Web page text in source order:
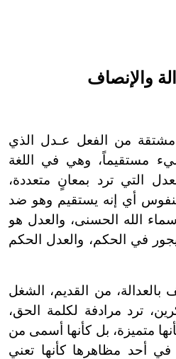
موسوعات جديدة في عام 2026
والإنصاف
مشتقة من الفعل عـدل الذي
مستقيماً، وهي في اللغة
التي ترد بمعانٍ متعددة،
أي إنه يستقيم وهو ضد
الله الحسنى، والعدل هو
في الحكم، والعدل الحكم
بالعدالة، من القديم، الشغل
ترد مرادفة لكلمة الحق،
متميزة، بل كأنها أسمى من
أحد مظاهرها كأنها تعني